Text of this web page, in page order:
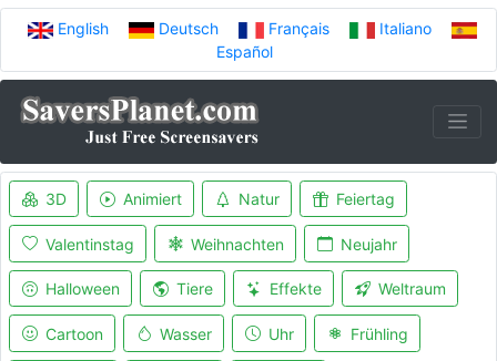
English Deutsch Français
Italiano
Español
3D Animiert Natur Feiertag
Valentinstag Weihnachten Neujahr
Halloween Tiere Effekte Weltraum
Cartoon Wasser Uhr Frühling